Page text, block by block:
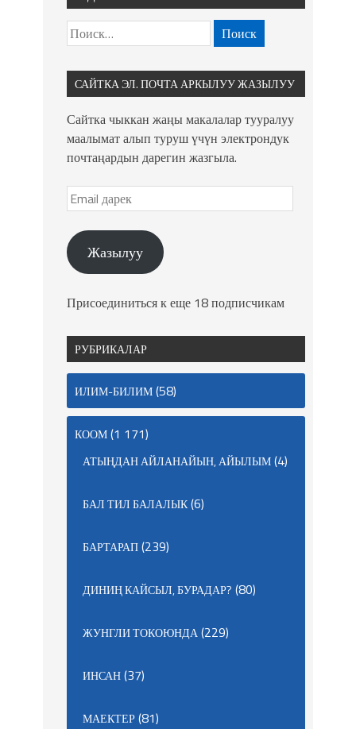
САЙТКА ЭЛ. ПОЧТА АРКЫЛУУ ЖАЗЫЛУУ
Сайтка чыккан жаңы макалалар тууралуу
маалымат алып туруш үчүн электрондук
почтаңардын дарегин жазгыла.
Жазылуу
Присоединиться к еще 18 подписчикам
РУБРИКАЛАР
ИЛИМ-БИЛИМ(58)
КООМ(1 171)
АТЫҢДАН АЙЛАНАЙЫН, АЙЫЛЫМ(4)
БАЛ ТИЛ БАЛАЛЫК(6)
БАРТАРАП(239)
ДИНИҢ КАЙСЫЛ, БУРАДАР? (80)
ЖУНГЛИ ТОКОЮНДА(229)
ИНСАН(37)
МАЕКТЕР(81)